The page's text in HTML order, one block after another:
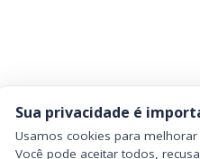
Sua privacidade é
Usamos cookies para
Você pode aceitar todos,